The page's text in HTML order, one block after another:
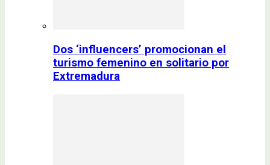
Dos ‘influencers’ promocionan el
turismo femenino en solitario por
Extremadura